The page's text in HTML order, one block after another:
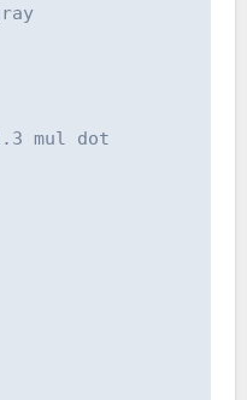
mul dot